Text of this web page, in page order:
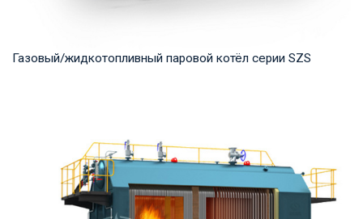
Газовый/жидкотопливный паровой котёл серии SZS